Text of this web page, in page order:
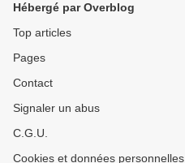
Hébergé par Overblog
Top articles
Pages
Contact
Signaler un abus
C.G.U.
Cookies et données personnelles